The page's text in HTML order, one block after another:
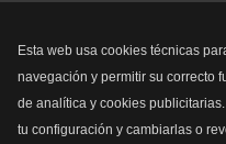
Esta web usa cookies técnicas
navegación y permitir su correcto
de analítica y cookies
tu configuración y cambiarlas o
y mucho más...